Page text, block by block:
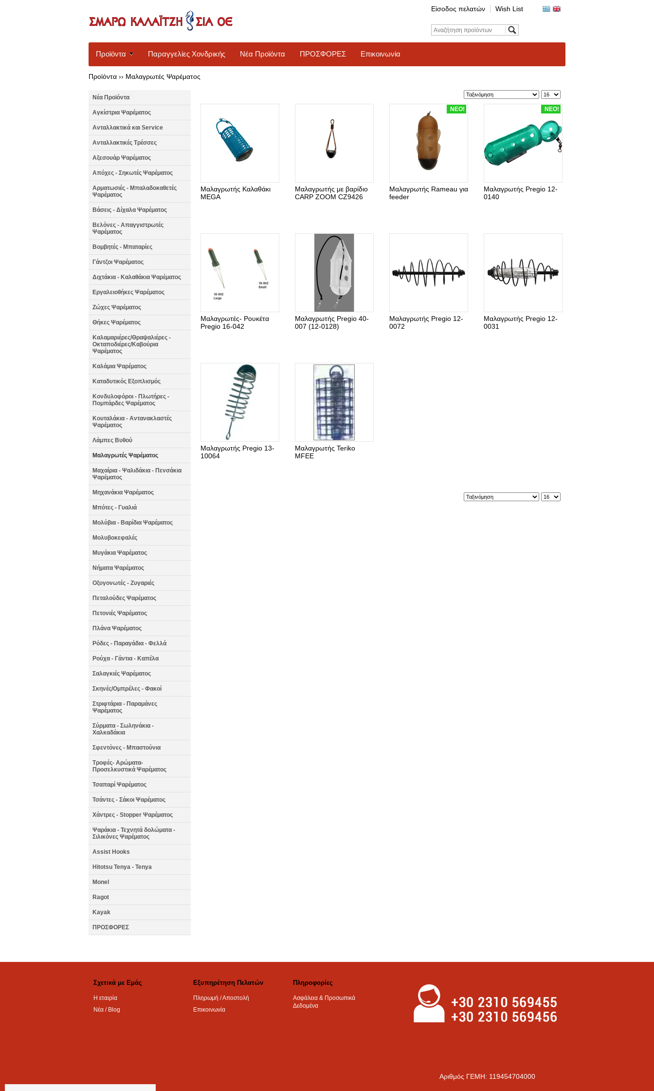
Είσοδος πελατών Wish List
Προϊόντα Παραγγελίες Χονδρικής Νέα Προϊόντα ΠΡΟΣΦΟΡΕΣ Επικοινωνία
Προϊόντα ›› Μαλαγρωτές Ψαρέματος
Νέα Προϊόντα
Αγκίστρια Ψαρέματος
Ανταλλακτικά και Service
Ανταλλακτικές Τρέσσες
Αξεσουάρ Ψαρέματος
Απόχες - Σηκωτές Ψαρέματος
Αρματωσιές - Μπαλαδοκαθετές
Ψαρέματος
Βάσεις - Δίχαλα Ψαρέματος
Βελόνες - Απαγγιστρωτές
Ψαρέματος
Βομβητές - Μπαταρίες
Γάντζοι Ψαρέματος
Διχτάκια - Καλαθάκια Ψαρέματος
Εργαλειοθήκες Ψαρέματος
Ζώχες Ψαρέματος
Θήκες Ψαρέματος
Καλαμαριέρες/Θραψαλιέρες -
Οκταποδιέρες/Καβούρια
Ψαρέματος
Καλάμια Ψαρέματος
Καταδυτικός Εξοπλισμός
Κονδυλοφόροι - Πλωτήρες -
Πομπάρδες Ψαρέματος
Κουταλάκια - Αντανακλαστές
Ψαρέματος
Λάμπες Βυθού
Μαλαγρωτές Ψαρέματος
Μαχαίρια - Ψαλιδάκια - Πενσάκια
Ψαρέματος
Μηχανάκια Ψαρέματος
Μπότες - Γυαλιά
Μολύβια - Βαρίδια Ψαρέματος
Μολυβοκεφαλές
Μυγάκια Ψαρέματος
Νήματα Ψαρέματος
Οξυγονωτές - Ζυγαριές
Πεταλούδες Ψαρέματος
Πετονιές Ψαρέματος
Πλάνα Ψαρέματος
Ρόδες - Παραγάδια - Φελλά
Ρούχα - Γάντια - Καπέλα
Σαλαγκιές Ψαρέματος
Σκηνές/Ομπρέλες - Φακοί
Στριφτάρια - Παραμάνες
Ψαρέματος
Σύρματα - Σωληνάκια -
Χαλκαδάκια
Σφεντόνες - Μπαστούνια
Τροφές- Αρώματα-
Προσελκυστικά Ψαρέματος
Τσαπαρί Ψαρέματος
Τσάντες - Σάκοι Ψαρέματος
Χάντρες - Stopper Ψαρέματος
Ψαράκια - Τεχνητά δολώματα -
Σιλικόνες Ψαρέματος
Assist Hooks
Hitotsu Tenya - Tenya
Monel
Ragot
Kayak
ΠΡΟΣΦΟΡΕΣ
Μαλαγρωτής Καλαθάκι
MEGA
Μαλαγρωτής με βαρίδιο
CARP ZOOM CZ9426
ΝΕΟ!
Μαλαγρωτής Rameau για
feeder
ΝΕΟ!
Μαλαγρωτής Pregio 12-
0140
Μαλαγρωτές- Ρουκέτα
Pregio 16-042
Μαλαγρωτής Pregio 40-
007 (12-0128)
Μαλαγρωτής Pregio 12-
0072
Μαλαγρωτής Pregio 12-
0031
Μαλαγρωτής Pregio 13-
10064
Μαλαγρωτής Teriko
MFEE
Σχετικά με Εμάς
Η εταιρία
Νέα / Blog
Εξυπηρέτηση Πελατών
Πληρωμή / Αποστολή
Επικοινωνία
Πληροφορίες
Ασφάλεια & Προσωπικά
Δεδομένα
Aριθμός ΓΕΜΗ: 119454704000